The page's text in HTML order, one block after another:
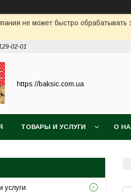
не может быстро
02-01
https://baksic.com.ua
ТОВАРЫ И УСЛУГИ О
услуги